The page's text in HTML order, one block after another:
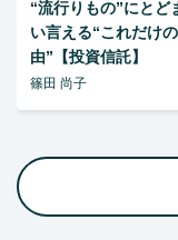
“流行りもの”にとど
い言える“これだけ
由”【投資信託】
篠田 尚子